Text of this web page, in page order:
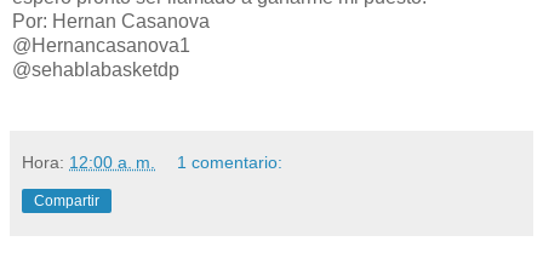
Por: Hernan Casanova
@Hernancasanova1
@sehablabasketdp
Hora: 12:00 a. m. 1 comentario:
Compartir